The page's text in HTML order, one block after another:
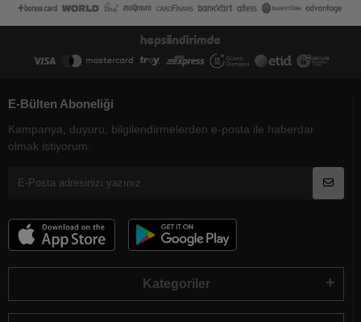
E-Bülten Aboneliği
Kampanya, duyuru, bilgilendirmelerden e-posta ile haberdar
olmak istiyorum.
Kategoriler